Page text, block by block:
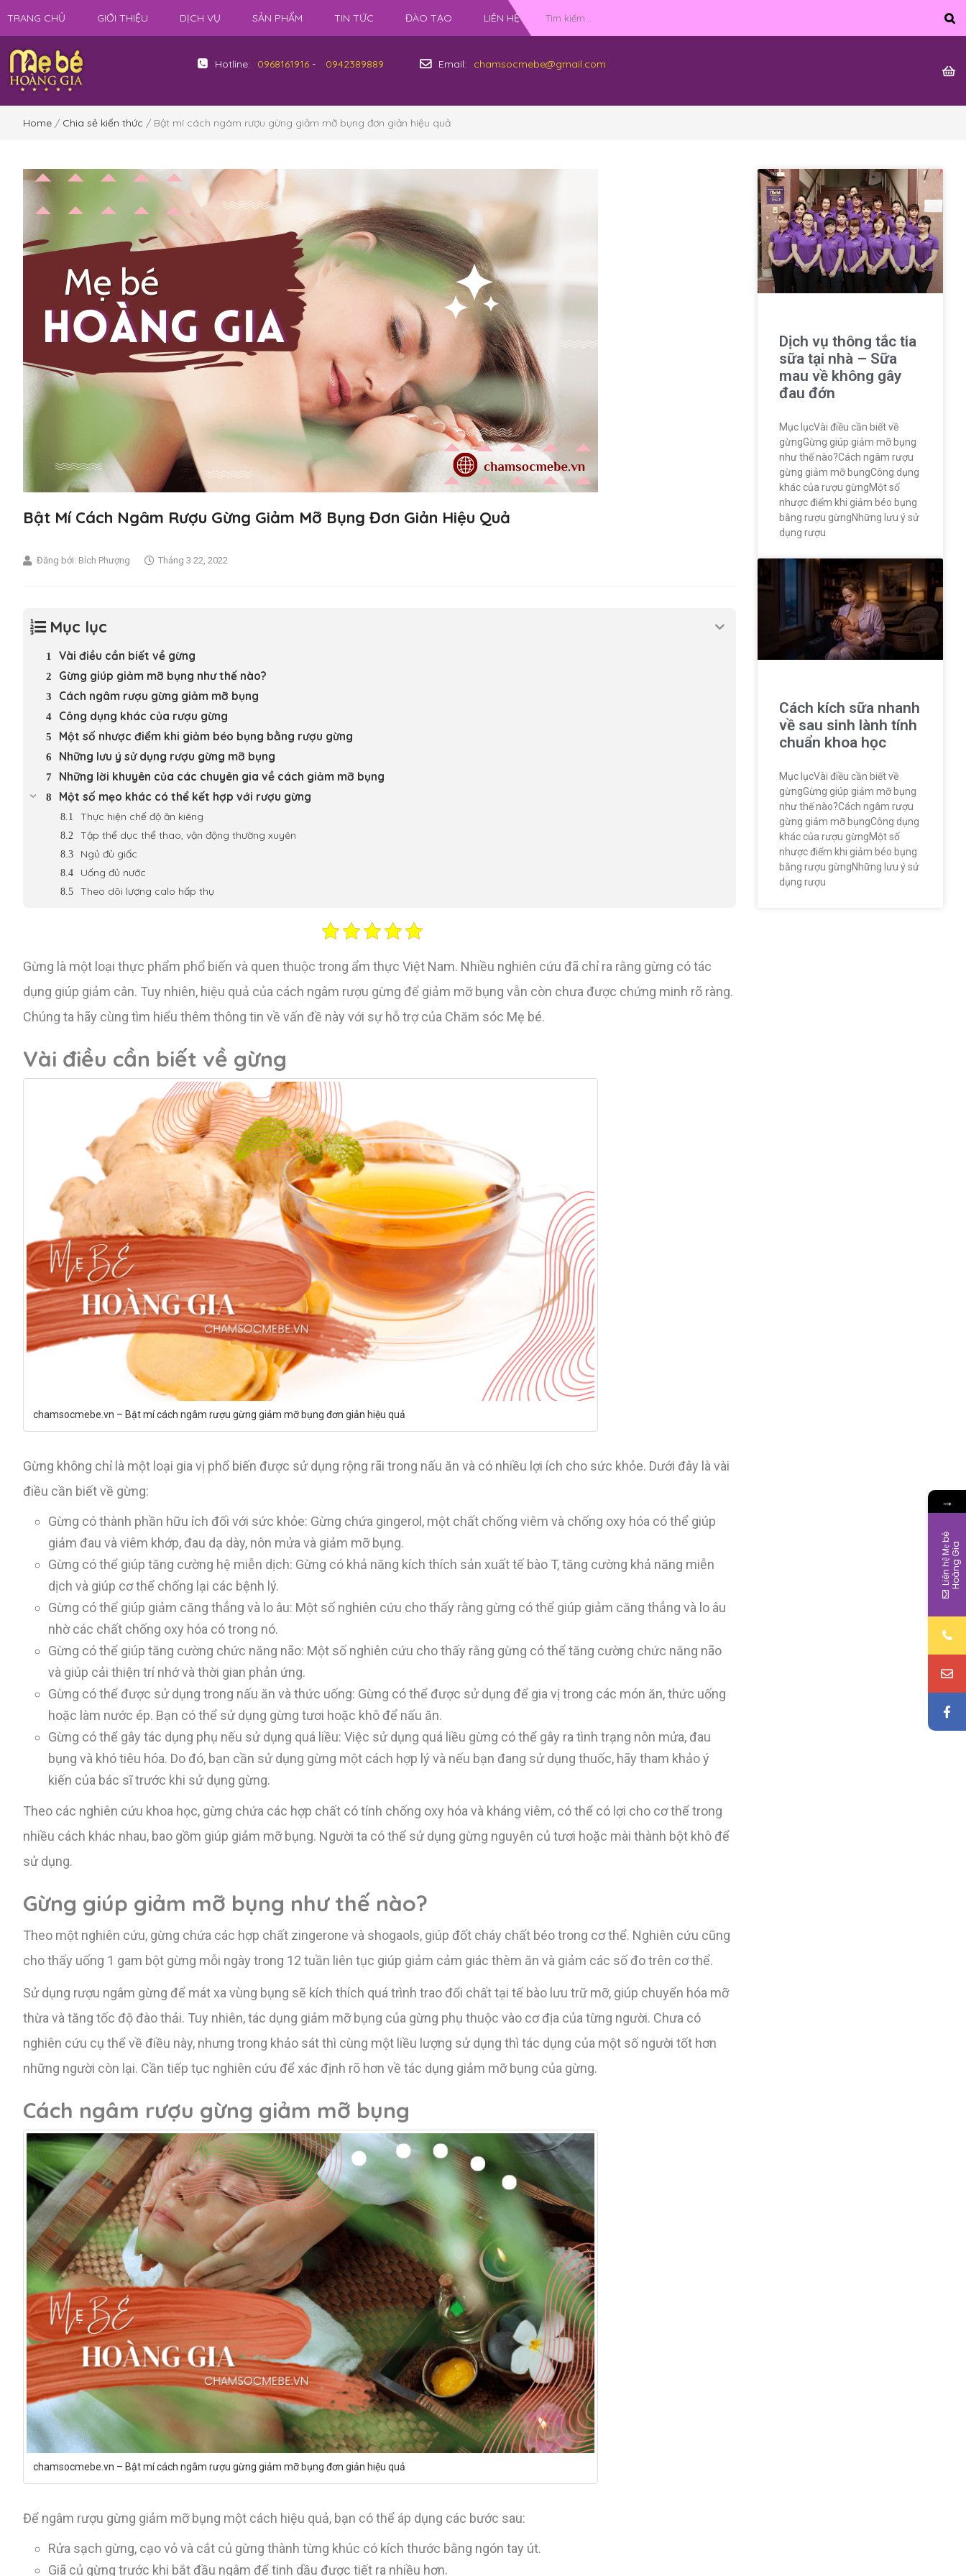
TRANG CHỦ GIỚI THIỆU DỊCH VỤ SẢN PHẨM TIN TỨC ĐÀO TẠO LIÊN HỆ
Hotline: 0968161916- 0942389889 Email: chamsocmebe@gmail.com
Home / Chia sẻ kiến thức / Bật mí cách ngâm rượu gừng giảm mỡ bụng đơn giản hiệu quả
Bật Mí Cách Ngâm Rượu Gừng Giảm Mỡ Bụng Đơn Giản Hiệu Quả
Đăng bởi: Bích Phượng Tháng 3 22, 2022
Mục lục
Vài điều cần biết về gừng
Gừng giúp giảm mỡ bụng như thế nào?
Cách ngâm rượu gừng giảm mỡ bụng
Công dụng khác của rượu gừng
Một số nhược điểm khi giảm béo bụng bằng rượu gừng
Những lưu ý sử dụng rượu gừng mỡ bụng
Những lời khuyên của các chuyên gia về cách giảm mỡ bụng
Một số mẹo khác có thể kết hợp với rượu gừng
Thực hiện chế độ ăn kiêng
Tập thể dục thể thao, vận động thường xuyên
Ngủ đủ giấc
Uống đủ nước
Theo dõi lượng calo hấp thụ
Gừng là một loại thực phẩm phổ biến và quen thuộc trong ẩm thực Việt Nam. Nhiều nghiên cứu đã chỉ ra rằng gừng có tác
dụng giúp giảm cân. Tuy nhiên, hiệu quả của cách ngâm rượu gừng để giảm mỡ bụng vẫn còn chưa được chứng minh rõ ràng.
Chúng ta hãy cùng tìm hiểu thêm thông tin về vấn đề này với sự hỗ trợ của Chăm sóc Mẹ bé.
Vài điều cần biết về gừng
chamsocmebe.vn – Bật mí cách ngâm rượu gừng giảm mỡ bụng đơn giản hiệu quả
Gừng không chỉ là một loại gia vị phổ biến được sử dụng rộng rãi trong nấu ăn và có nhiều lợi ích cho sức khỏe. Dưới đây là vài
điều cần biết về gừng:
Gừng có thành phần hữu ích đối với sức khỏe: Gừng chứa gingerol, một chất chống viêm và chống oxy hóa có thể giúp
giảm đau và viêm khớp, đau dạ dày, nôn mửa và giảm mỡ bụng.
Gừng có thể giúp tăng cường hệ miễn dịch: Gừng có khả năng kích thích sản xuất tế bào T, tăng cường khả năng miễn
dịch và giúp cơ thể chống lại các bệnh lý.
Gừng có thể giúp giảm căng thẳng và lo âu: Một số nghiên cứu cho thấy rằng gừng có thể giúp giảm căng thẳng và lo âu
nhờ các chất chống oxy hóa có trong nó.
Gừng có thể giúp tăng cường chức năng não: Một số nghiên cứu cho thấy rằng gừng có thể tăng cường chức năng não
và giúp cải thiện trí nhớ và thời gian phản ứng.
Gừng có thể được sử dụng trong nấu ăn và thức uống: Gừng có thể được sử dụng để gia vị trong các món ăn, thức uống
hoặc làm nước ép. Bạn có thể sử dụng gừng tươi hoặc khô để nấu ăn.
Gừng có thể gây tác dụng phụ nếu sử dụng quá liều: Việc sử dụng quá liều gừng có thể gây ra tình trạng nôn mửa, đau
bụng và khó tiêu hóa. Do đó, bạn cần sử dụng gừng một cách hợp lý và nếu bạn đang sử dụng thuốc, hãy tham khảo ý
kiến của bác sĩ trước khi sử dụng gừng.
Theo các nghiên cứu khoa học, gừng chứa các hợp chất có tính chống oxy hóa và kháng viêm, có thể có lợi cho cơ thể trong
nhiều cách khác nhau, bao gồm giúp giảm mỡ bụng. Người ta có thể sử dụng gừng nguyên củ tươi hoặc mài thành bột khô để
sử dụng.
Gừng giúp giảm mỡ bụng như thế nào?
Theo một nghiên cứu, gừng chứa các hợp chất zingerone và shogaols, giúp đốt cháy chất béo trong cơ thể. Nghiên cứu cũng
cho thấy uống 1 gam bột gừng mỗi ngày trong 12 tuần liên tục giúp giảm cảm giác thèm ăn và giảm các số đo trên cơ thể.
Sử dụng rượu ngâm gừng để mát xa vùng bụng sẽ kích thích quá trình trao đổi chất tại tế bào lưu trữ mỡ, giúp chuyển hóa mỡ
thừa và tăng tốc độ đào thải. Tuy nhiên, tác dụng giảm mỡ bụng của gừng phụ thuộc vào cơ địa của từng người. Chưa có
nghiên cứu cụ thể về điều này, nhưng trong khảo sát thì cùng một liều lượng sử dụng thì tác dụng của một số người tốt hơn
những người còn lại. Cần tiếp tục nghiên cứu để xác định rõ hơn về tác dụng giảm mỡ bụng của gừng.
Cách ngâm rượu gừng giảm mỡ bụng
chamsocmebe.vn – Bật mí cách ngâm rượu gừng giảm mỡ bụng đơn giản hiệu quả
Để ngâm rượu gừng giảm mỡ bụng một cách hiệu quả, bạn có thể áp dụng các bước sau:
Rửa sạch gừng, cạo vỏ và cắt củ gừng thành từng khúc có kích thước bằng ngón tay út.
Giã củ gừng trước khi bắt đầu ngâm để tinh dầu được tiết ra nhiều hơn.
Dịch vụ thông tắc tia
sữa tại nhà – Sữa
mau về không gây
đau đớn
Mục lụcVài điều cần biết về
gừngGừng giúp giảm mỡ bụng
như thế nào?Cách ngâm rượu
gừng giảm mỡ bụngCông dụng
khác của rượu gừngMột số
nhược điểm khi giảm béo bụng
bằng rượu gừngNhững lưu ý sử
dụng rượu
Cách kích sữa nhanh
về sau sinh lành tính
chuẩn khoa học
Mục lụcVài điều cần biết về
gừngGừng giúp giảm mỡ bụng
như thế nào?Cách ngâm rượu
gừng giảm mỡ bụngCông dụng
khác của rượu gừngMột số
nhược điểm khi giảm béo bụng
bằng rượu gừngNhững lưu ý sử
dụng rượu
→
L
i
ê
n
h
ệ
M
ẹ
b
é
H
o
à
n
g
G
ia